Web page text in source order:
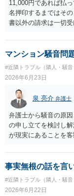
11,000円であれば払
名押印するまではそ
書以外の請求は一切
入れてしまっている
撤回したいというの
求について一切応じ
し入れた合意書は撤
マンション騒音問
#近隣トラブル（隣人・騒音
2026年6月23日
泉 亮介 弁護士
弁護士から騒音の原
の申し立てを検討し
が現実にあることを
事実無根の話を言
#近隣トラブル（隣人・騒音
2026年6月22日